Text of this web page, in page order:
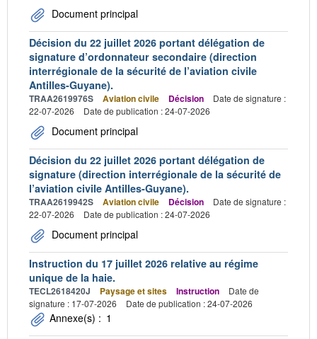
Document principal
Décision du 22 juillet 2026 portant délégation de
signature d’ordonnateur secondaire (direction
interrégionale de la sécurité de l’aviation civile
Antilles-Guyane).
TRAA2619976S Aviation civile Décision
Date de signature :
22-07-2026
Date de publication : 24-07-2026
Document principal
Décision du 22 juillet 2026 portant délégation de
signature (direction interrégionale de la sécurité de
l’aviation civile Antilles-Guyane).
TRAA2619942S Aviation civile Décision
Date de signature :
22-07-2026
Date de publication : 24-07-2026
Document principal
Instruction du 17 juillet 2026 relative au régime
unique de la haie.
TECL2618420J Paysage et sites Instruction
Date de
signature : 17-07-2026
Date de publication : 24-07-2026
Annexe(s) : 1